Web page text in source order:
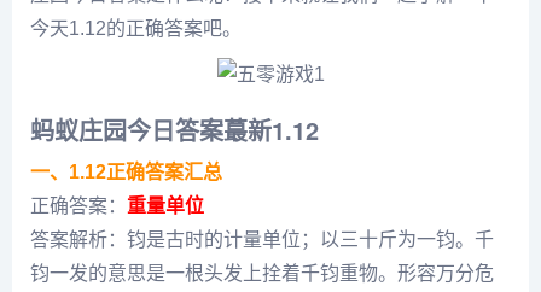
今天1.12的正确答案吧。
蚂蚁庄园今日答案蕞新1.12
一、1.12正确答案汇总
正确答案： 重量单位
答案解析：钧是古时的计量单位；以三十斤为一钧。千
钧一发的意思是一根头发上拴着千钧重物。形容万分危